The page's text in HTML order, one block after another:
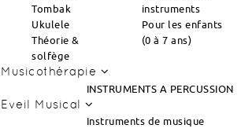
Tombak
Ukulele
Théorie &
solfège
instruments
Pour les enfants
(0 à 7 ans)
Musicothérapie
INSTRUMENTS A PERCUSSION
Eveil Musical
Instruments de musique